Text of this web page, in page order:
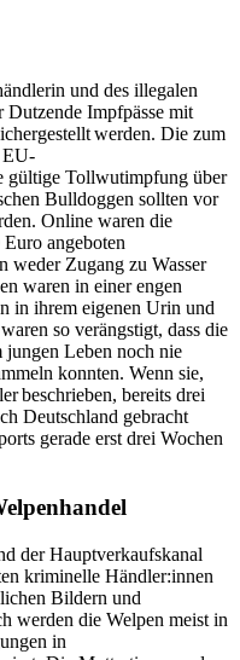
und des illegalen
Dutzende Impfpässe mit
werden. Die zum
EU-
gültige Tollwutimpfung über
Bulldoggen sollten vor
Online waren die
angeboten
weder Zugang zu Wasser
waren in einer engen
in ihrem eigenen Urin und
so verängstigt, dass die
jungen Leben noch nie
konnten. Wenn sie,
beschrieben, bereits drei
Deutschland gebracht
gerade erst drei Wochen
der Hauptverkaufskanal
kriminelle Händler:innen
Bildern und
werden die Welpen meist in
in